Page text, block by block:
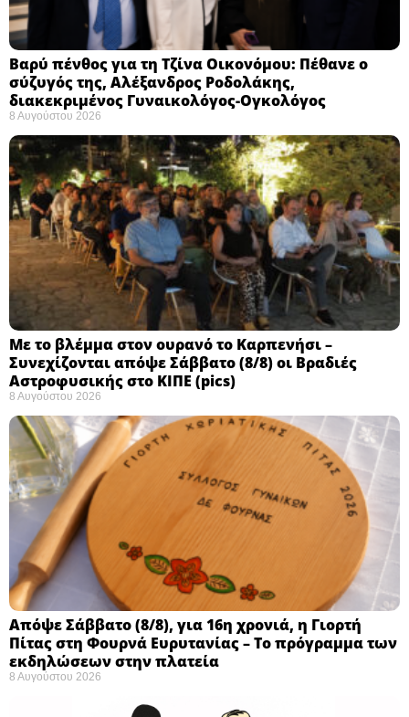
Βαρύ πένθος για τη Τζίνα Οικονόμου: Πέθανε ο
σύζυγός της, Αλέξανδρος Ροδολάκης,
διακεκριμένος Γυναικολόγος-Ογκολόγος
8 Αυγούστου 2026
Με το βλέμμα στον ουρανό το Καρπενήσι –
Συνεχίζονται απόψε Σάββατο (8/8) οι Βραδιές
Αστροφυσικής στο ΚΙΠΕ (pics)
8 Αυγούστου 2026
Απόψε Σάββατο (8/8), για 16η χρονιά, η Γιορτή
Πίτας στη Φουρνά Ευρυτανίας – Το πρόγραμμα των
εκδηλώσεων στην πλατεία
8 Αυγούστου 2026